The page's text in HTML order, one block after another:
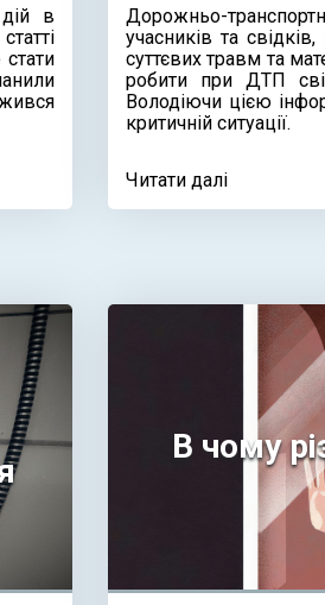
в
Дорожньо-
учасників та
суттєвих травм та
робити при ДТП
Володіючи цією
критичній ситуації.
Читати далі
В чому